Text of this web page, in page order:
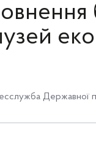
Державної